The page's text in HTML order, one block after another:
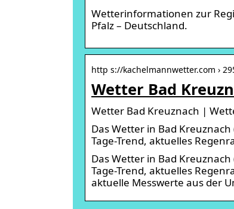
Wetterinformationen zur
Pfalz – Deutschland.
http s://kachelmannwetter.com ›
Wetter Bad
Wetter Bad Kreuznach |
Das Wetter in Bad
Tage-Trend, aktuelles
Das Wetter in Bad
Tage-Trend, aktuelles
aktuelle Messwerte aus der